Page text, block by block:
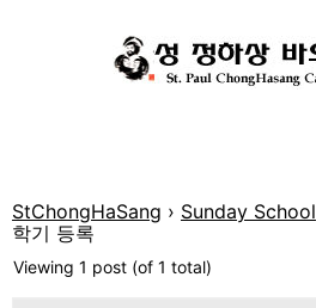
StChongHaSang › Sunday School
학기 등록
Viewing 1 post (of 1 total)